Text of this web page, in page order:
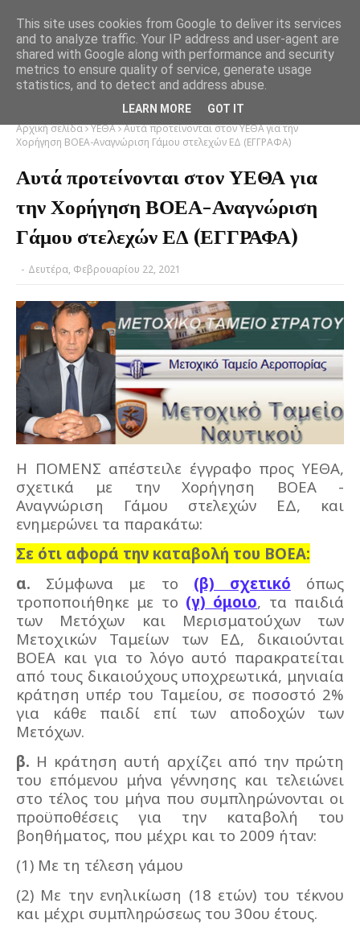
Αρχική σελίδα ΥΕΘΑ Αυτά προτείνονται στον ΥΕΘΑ για την
Χορήγηση ΒΟΕΑ-Αναγνώριση Γάμου στελεχών ΕΔ (ΕΓΓΡΑΦΑ)
Αυτά προτείνονται στον ΥΕΘΑ για
την Χορήγηση ΒΟΕΑ-Αναγνώριση
Γάμου στελεχών ΕΔ (ΕΓΓΡΑΦΑ)
- Δευτέρα, Φεβρουαρίου 22, 2021
Η ΠΟΜΕΝΣ απέστειλε έγγραφο προς ΥΕΘΑ,
σχετικά με την Χορήγηση ΒΟΕΑ -
Αναγνώριση Γάμου στελεχών ΕΔ, και
ενημερώνει τα παρακάτω:
Σε ότι αφορά την καταβολή του ΒΟΕΑ:
α. Σύμφωνα με το (β) σχετικό όπως
τροποποιήθηκε με το (γ) όμοιο, τα παιδιά
των Μετόχων και Μερισματούχων των
Μετοχικών Ταμείων των ΕΔ, δικαιούνται
ΒΟΕΑ και για το λόγο αυτό παρακρατείται
από τους δικαιούχους υποχρεωτικά, μηνιαία
κράτηση υπέρ του Ταμείου, σε ποσοστό 2%
για κάθε παιδί επί των αποδοχών των
Μετόχων.
β. Η κράτηση αυτή αρχίζει από την πρώτη
του επόμενου μήνα γέννησης και τελειώνει
στο τέλος του μήνα που συμπληρώνονται οι
προϋποθέσεις για την καταβολή του
βοηθήματος, που μέχρι και το 2009 ήταν:
(1) Με τη τέλεση γάμου
(2) Με την ενηλικίωση (18 ετών) του τέκνου
και μέχρι συμπληρώσεως του 30ου έτους.
This site uses cookies from Google to deliver its services
and to analyze traffic. Your IP address and user-agent are
shared with Google along with performance and security
metrics to ensure quality of service, generate usage
statistics, and to detect and address abuse.
LEARN MORE GOT IT